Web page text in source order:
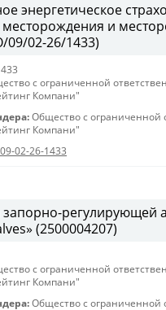
энергетическое
и
09/02-26/1433)
с ограниченной
Компани"
Общество с ограниченной
Компани"
02-26-1433
запорно-регулирующей
(2500004207)
с ограниченной
Компани"
Общество с ограниченной